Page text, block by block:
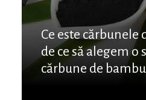
Ce este cărbunele
de ce să alegem o
cărbune de